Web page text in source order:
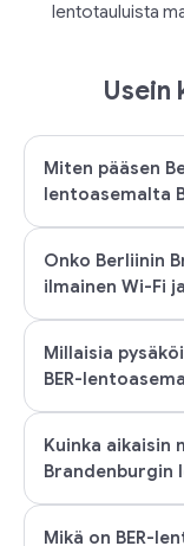
lentotauluista
Miten pääsen
lentoasemalta
Onko Berliinin
ilmainen Wi-Fi
Millaisia
BER-
Kuinka aikaisin
Brandenburgin
Mikä on BER-